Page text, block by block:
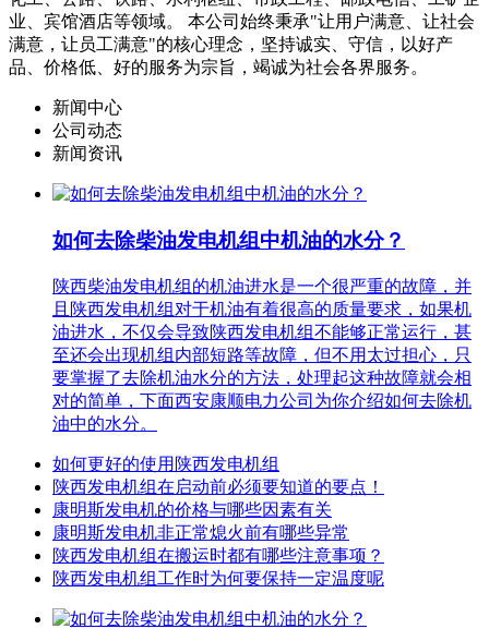
业、宾馆酒店等领域。 本公司始终秉承"让用户满意、让社会
满意，让员工满意"的核心理念，坚持诚实、守信，以好产
品、价格低、好的服务为宗旨，竭诚为社会各界服务。
新闻中心
公司动态
新闻资讯
如何去除柴油发电机组中机油的水分？
陕西柴油发电机组的机油进水是一个很严重的故障，并
且陕西发电机组对于机油有着很高的质量要求，如果机
油进水，不仅会导致陕西发电机组不能够正常运行，甚
至还会出现机组内部短路等故障，但不用太过担心，只
要掌握了去除机油水分的方法，处理起这种故障就会相
对的简单，下面西安康顺电力公司为你介绍如何去除机
油中的水分。
如何更好的使用陕西发电机组
陕西发电机组在启动前必须要知道的要点！
康明斯发电机的价格与哪些因素有关
康明斯发电机非正常熄火前有哪些异常
陕西发电机组在搬运时都有哪些注意事项？
陕西发电机组工作时为何要保持一定温度呢